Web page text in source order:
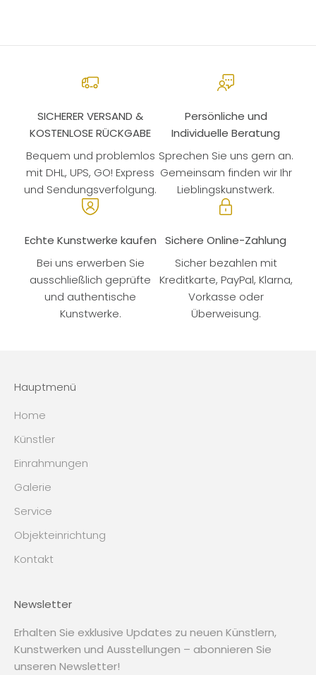
SICHERER VERSAND &
KOSTENLOSE RÜCKGABE
Bequem und problemlos
mit DHL, UPS, GO! Express
und Sendungsverfolgung.
Persönliche und
Individuelle Beratung
Sprechen Sie uns gern an.
Gemeinsam finden wir Ihr
Lieblingskunstwerk.
Echte Kunstwerke kaufen
Bei uns erwerben Sie
ausschließlich geprüfte
und authentische
Kunstwerke.
Sichere Online-Zahlung
Sicher bezahlen mit
Kreditkarte, PayPal, Klarna,
Vorkasse oder
Überweisung.
Hauptmenü
Home
Künstler
Einrahmungen
Galerie
Service
Objekteinrichtung
Kontakt
Newsletter
Erhalten Sie exklusive Updates zu neuen Künstlern,
Kunstwerken und Ausstellungen – abonnieren Sie
unseren Newsletter!